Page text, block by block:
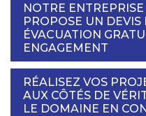
NOTRE
PROPOSE UN
ÉVACUATION
ENGAGEMENT
RÉALISEZ VOS
AUX CÔTÉS DE
LE DOMAINE EN